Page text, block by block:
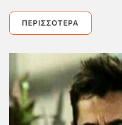
ΠΕΡΙΣΣΌΤΕΡΑ